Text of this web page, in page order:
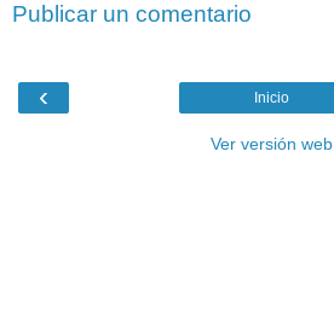
Publicar un comentario
‹ Inicio
Ver versión web